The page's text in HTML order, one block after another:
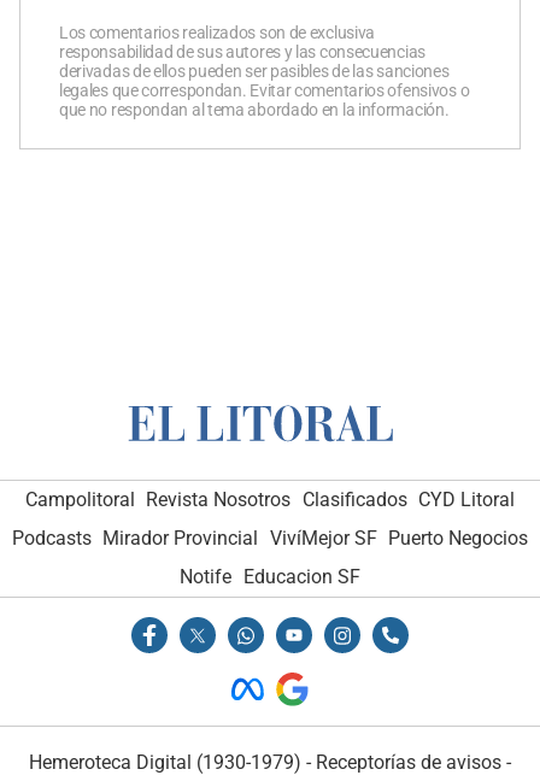
Los comentarios realizados son de exclusiva
responsabilidad de sus autores y las consecuencias
derivadas de ellos pueden ser pasibles de las sanciones
legales que correspondan. Evitar comentarios ofensivos o
que no respondan al tema abordado en la información.
Campolitoral Revista Nosotros Clasificados CYD Litoral
Podcasts Mirador Provincial VivíMejor SF Puerto Negocios
Notife Educacion SF
Hemeroteca Digital (1930-1979) - Receptorías de avisos -